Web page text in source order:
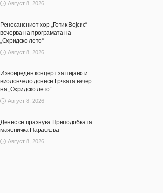
Август 8, 2026
Ренесансниот хор „Готик Војсис“
вечерва на програмата на
„Охридско лето“
Август 8, 2026
Извонреден концерт за пијано и
виолончело донесе Грчката вечер
на „Охридско лето“
Август 8, 2026
Денес се празнува Преподобната
маченичка Параскева
Август 8, 2026